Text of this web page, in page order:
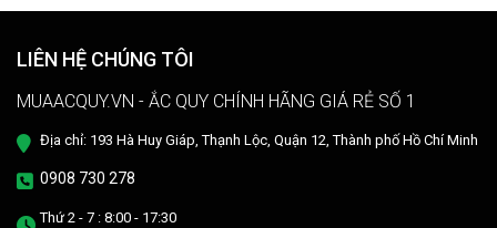
cách đơn giản và hiệu quả như ở tiệm dưỡng nhé!
LIÊN HỆ CHÚNG TÔI
MUAACQUY.VN - ẮC QUY CHÍNH HÃNG GIÁ RẺ SỐ 1
Địa chỉ: 193 Hà Huy Giáp, Thạnh Lộc, Quận 12, Thành phố Hồ Chí Minh
0908 730 278
Thứ 2 - 7 : 8:00 - 17:30